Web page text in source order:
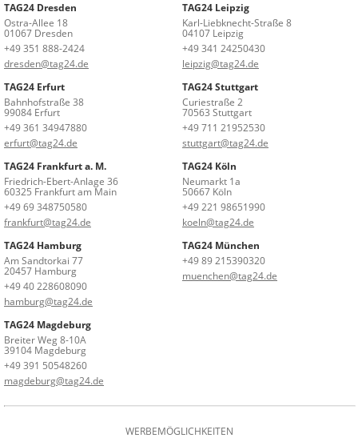
TAG24 Dresden
Ostra-Allee 18
01067 Dresden
+49 351 888-2424
dresden@tag24.de
TAG24 Leipzig
Karl-Liebknecht-Straße 8
04107 Leipzig
+49 341 24250430
leipzig@tag24.de
TAG24 Erfurt
Bahnhofstraße 38
99084 Erfurt
+49 361 34947880
erfurt@tag24.de
TAG24 Stuttgart
Curiestraße 2
70563 Stuttgart
+49 711 21952530
stuttgart@tag24.de
TAG24 Frankfurt a. M.
Friedrich-Ebert-Anlage 36
60325 Frankfurt am Main
+49 69 348750580
frankfurt@tag24.de
TAG24 Köln
Neumarkt 1a
50667 Köln
+49 221 98651990
koeln@tag24.de
TAG24 Hamburg
Am Sandtorkai 77
20457 Hamburg
+49 40 228608090
hamburg@tag24.de
TAG24 München
+49 89 215390320
muenchen@tag24.de
TAG24 Magdeburg
Breiter Weg 8-10A
39104 Magdeburg
+49 391 50548260
magdeburg@tag24.de
WERBEMÖGLICHKEITEN